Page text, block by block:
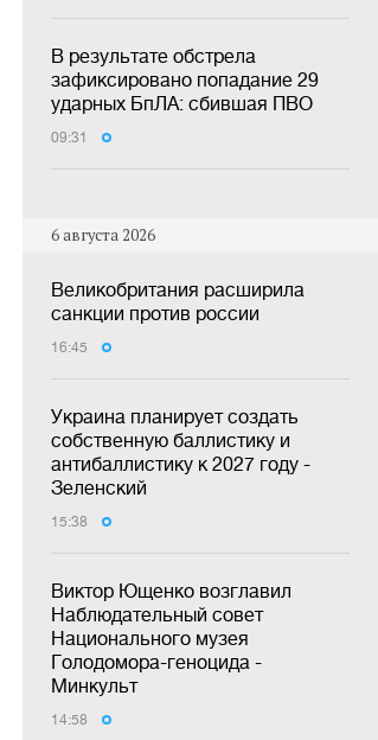
В результате обстрела
зафиксировано попадание 29
ударных БпЛА: сбившая ПВО
09:31
6 августа 2026
Великобритания расширила
санкции против россии
16:45
Украина планирует создать
собственную баллистику и
антибаллистику к 2027 году -
Зеленский
15:38
Виктор Ющенко возглавил
Наблюдательный совет
Национального музея
Голодомора-геноцида -
Минкульт
14:58